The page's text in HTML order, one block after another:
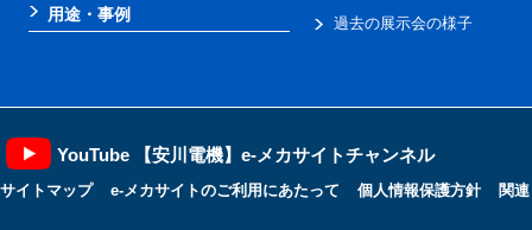
用途・事例
過去の展示会の様子
YouTube 【安川電機】e-メカサイトチャンネル
サイトマップ e-メカサイトのご利用にあたって 個人情報保護方針 関